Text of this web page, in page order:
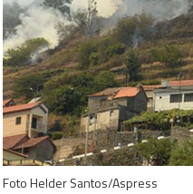
Foto Helder Santos/Aspress